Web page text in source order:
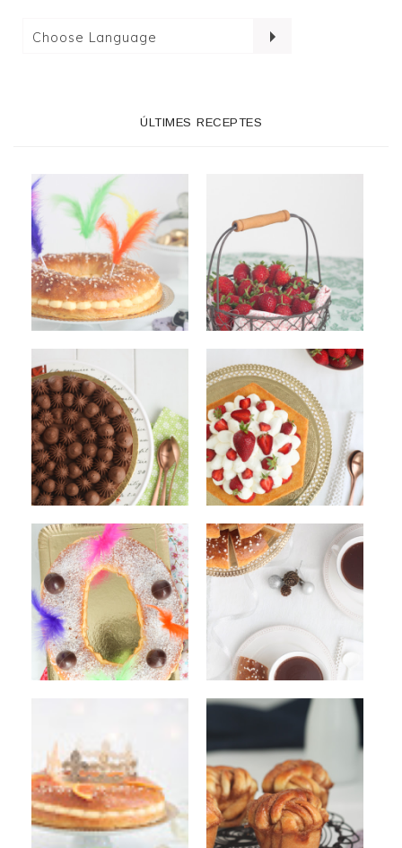
ÚLTIMES RECEPTES